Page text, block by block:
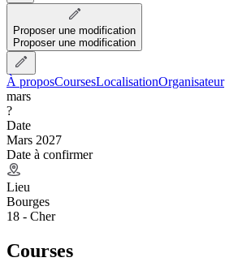
Proposer une modification
Proposer une modification
À proposCoursesLocalisationOrganisateur
mars
?
Date
Mars 2027
Date à confirmer
Lieu
Bourges
18 - Cher
Courses